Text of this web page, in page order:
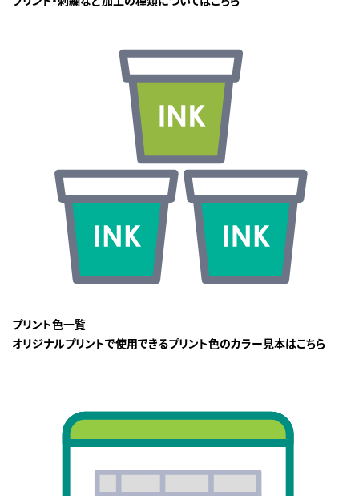
プリント色一覧
オリジナルプリントで使用できるプリント色のカラー見本はこちら